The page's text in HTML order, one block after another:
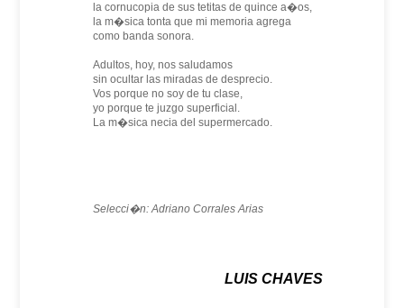
la cornucopia de sus tetitas de quince a�os,
la m�sica tonta que mi memoria agrega
como banda sonora.
Adultos, hoy, nos saludamos
sin ocultar las miradas de desprecio.
Vos porque no soy de tu clase,
yo porque te juzgo superficial.
La m�sica necia del supermercado.
Selecci�n: Adriano Corrales Arias
LUIS CHAVES